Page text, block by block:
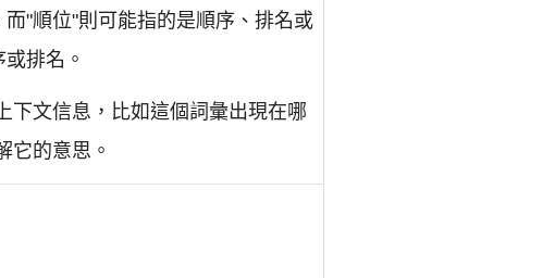
"順位"則可能指的是順序、排名或
排名。
下文信息，比如這個詞彙出現在哪
它的意思。